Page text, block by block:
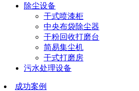
除尘设备
干式喷漆柜
中央布袋除尘器
干粉回收打磨台
简易集尘机
干式打磨房
污水处理设备
成功案例